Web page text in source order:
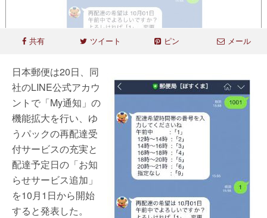
共有 ツイート ピン メール
日本郵便は20日、同
社のLINE公式アカウ
ントで「My通知」の
機能拡大を行い、ゆ
うパックの再配達受
付サービスの充実と
配達予定日の「お知
らせサービス追加」
を10月1日から開始
すると発表した。